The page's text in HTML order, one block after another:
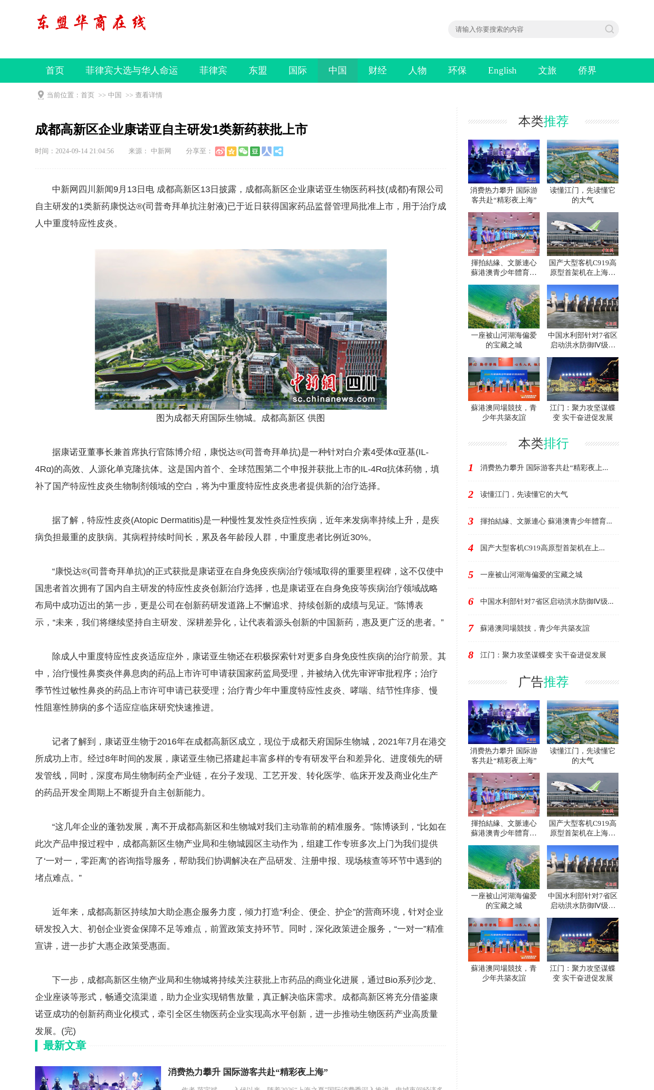
首页 菲律宾大选与华人命运 菲律宾 东盟 国际 中国 财经 人物 环保 English 文旅 侨界
视频
当前位置： 首页 >> 中国 >> 查看详情
成都高新区企业康诺亚自主研发1类新药获批上市
时间：2024-09-14 21:04:56 来源： 中新网 分享至：
中新网四川新闻9月13日电 成都高新区13日披露，成都高新区企业康诺亚生物医药科技(成都)有限公司
自主研发的1类新药康悦达®(司普奇拜单抗注射液)已于近日获得国家药品监督管理局批准上市，用于治疗成
人中重度特应性皮炎。
图为成都天府国际生物城。成都高新区 供图
据康诺亚董事长兼首席执行官陈博介绍，康悦达®(司普奇拜单抗)是一种针对白介素4受体α亚基(IL-
4Rα)的高效、人源化单克隆抗体。这是国内首个、全球范围第二个申报并获批上市的IL-4Rα抗体药物，填
补了国产特应性皮炎生物制剂领域的空白，将为中重度特应性皮炎患者提供新的治疗选择。
据了解，特应性皮炎(Atopic Dermatitis)是一种慢性复发性炎症性疾病，近年来发病率持续上升，是疾
病负担最重的皮肤病。其病程持续时间长，累及各年龄段人群，中重度患者比例近30%。
“康悦达®(司普奇拜单抗)的正式获批是康诺亚在自身免疫疾病治疗领域取得的重要里程碑，这不仅使中
国患者首次拥有了国内自主研发的特应性皮炎创新治疗选择，也是康诺亚在自身免疫等疾病治疗领域战略
布局中成功迈出的第一步，更是公司在创新药研发道路上不懈追求、持续创新的成绩与见证。”陈博表
示，“未来，我们将继续坚持自主研发、深耕差异化，让代表着源头创新的中国新药，惠及更广泛的患者。”
除成人中重度特应性皮炎适应症外，康诺亚生物还在积极探索针对更多自身免疫性疾病的治疗前景。其
中，治疗慢性鼻窦炎伴鼻息肉的药品上市许可申请获国家药监局受理，并被纳入优先审评审批程序；治疗
季节性过敏性鼻炎的药品上市许可申请已获受理；治疗青少年中重度特应性皮炎、哮喘、结节性痒疹、慢
性阻塞性肺病的多个适应症临床研究快速推进。
记者了解到，康诺亚生物于2016年在成都高新区成立，现位于成都天府国际生物城，2021年7月在港交
所成功上市。经过8年时间的发展，康诺亚生物已搭建起丰富多样的专有研发平台和差异化、进度领先的研
发管线，同时，深度布局生物制药全产业链，在分子发现、工艺开发、转化医学、临床开发及商业化生产
的药品开发全周期上不断提升自主创新能力。
“这几年企业的蓬勃发展，离不开成都高新区和生物城对我们主动靠前的精准服务。”陈博谈到，“比如在
此次产品申报过程中，成都高新区生物产业局和生物城园区主动作为，组建工作专班多次上门为我们提供
了‘一对一，零距离’的咨询指导服务，帮助我们协调解决在产品研发、注册申报、现场核查等环节中遇到的
堵点难点。”
近年来，成都高新区持续加大助企惠企服务力度，倾力打造“利企、便企、护企”的营商环境，针对企业
研发投入大、初创企业资金保障不足等难点，前置政策支持环节。同时，深化政策进企服务，“一对一”精准
宣讲，进一步扩大惠企政策受惠面。
下一步，成都高新区生物产业局和生物城将持续关注获批上市药品的商业化进展，通过Bio系列沙龙、
企业座谈等形式，畅通交流渠道，助力企业实现销售放量，真正解决临床需求。成都高新区将充分借鉴康
诺亚成功的创新药商业化模式，牵引全区生物医药企业实现高水平创新，进一步推动生物医药产业高质量
发展。(完)
最新文章
消费热力攀升 国际游客共赴“精彩夜上海”
本类推荐
消费热力攀升 国际游
客共赴“精彩夜上海”
读懂江门，先读懂它
的大气
揮拍結緣、文脈連心
蘇港澳青少年體育交
国产大型客机C919高
原型首架机在上海开
一座被山河湖海偏爱
的宝藏之城
中国水利部针对7省区
启动洪水防御Ⅳ级应
蘇港澳同場競技，青
少年共築友誼
江门：聚力攻坚谋蝶
变 实干奋进促发展
本类排行
1 消费热力攀升 国际游客共赴“精彩夜上...
2 读懂江门，先读懂它的大气
3 揮拍結緣、文脈連心 蘇港澳青少年體育...
4 国产大型客机C919高原型首架机在上...
5 一座被山河湖海偏爱的宝藏之城
6 中国水利部针对7省区启动洪水防御Ⅳ级...
7 蘇港澳同場競技，青少年共築友誼
8 江门：聚力攻坚谋蝶变 实干奋进促发展
广告推荐
消费热力攀升 国际游
客共赴“精彩夜上海”
读懂江门，先读懂它
的大气
揮拍結緣、文脈連心
蘇港澳青少年體育交
国产大型客机C919高
原型首架机在上海开
一座被山河湖海偏爱
的宝藏之城
中国水利部针对7省区
启动洪水防御Ⅳ级应
蘇港澳同場競技，青
少年共築友誼
江门：聚力攻坚谋蝶
变 实干奋进促发展